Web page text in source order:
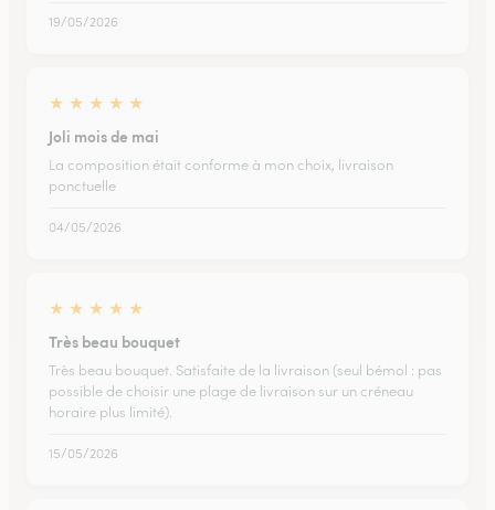
19/05/2026
★ ★ ★ ★ ★
Joli mois de mai
La composition était conforme à mon choix, livraison
ponctuelle
04/05/2026
★ ★ ★ ★ ★
Très beau bouquet
Très beau bouquet. Satisfaite de la livraison (seul bémol : pas
possible de choisir une plage de livraison sur un créneau
horaire plus limité).
15/05/2026